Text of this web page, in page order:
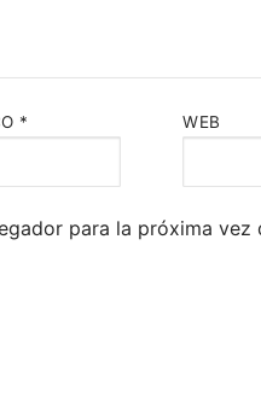
* WEB
para la próxima vez